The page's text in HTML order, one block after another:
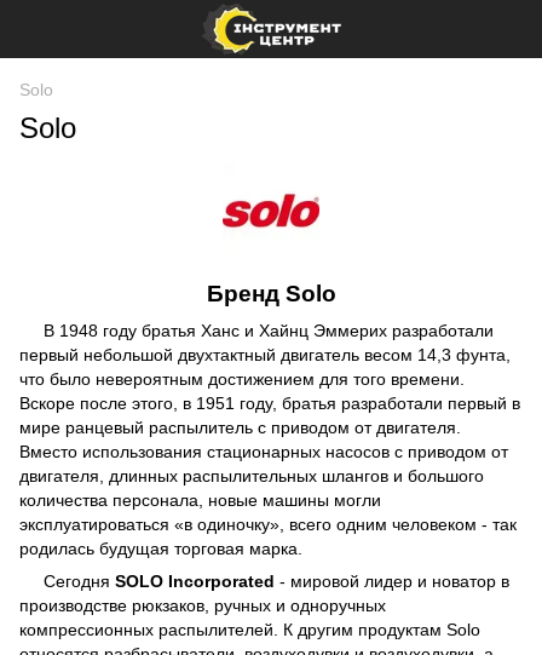
Solo
Solo
Бренд Solo
В 1948 году братья Ханс и Хайнц Эммерих разработали
первый небольшой двухтактный двигатель весом 14,3 фунта,
что было невероятным достижением для того времени.
Вскоре после этого, в 1951 году, братья разработали первый в
мире ранцевый распылитель с приводом от двигателя.
Вместо использования стационарных насосов с приводом от
двигателя, длинных распылительных шлангов и большого
количества персонала, новые машины могли
эксплуатироваться «в одиночку», всего одним человеком - так
родилась будущая торговая марка.
Сегодня SOLO Incorporated - мировой лидер и новатор в
производстве рюкзаков, ручных и одноручных
компрессионных распылителей. К другим продуктам Solo